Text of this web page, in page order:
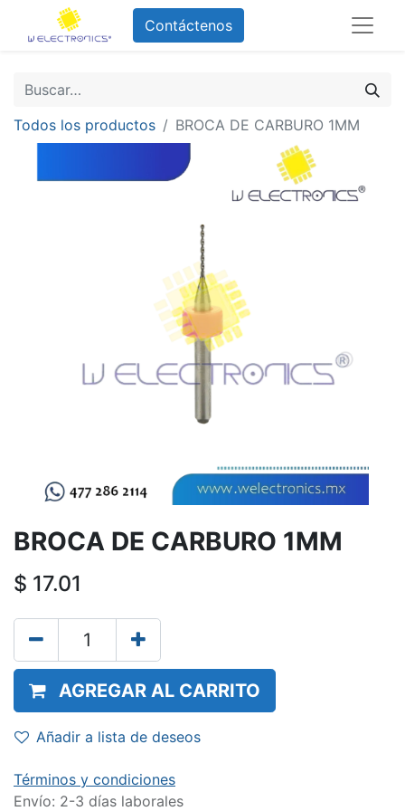
Contáctenos
Todos los productos BROCA DE CARBURO 1MM
BROCA DE CARBURO 1MM
$ 17.01
AGREGAR AL CARRITO
Añadir a lista de deseos
Términos y condiciones
Envío: 2-3 días laborales